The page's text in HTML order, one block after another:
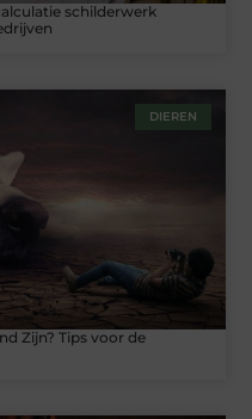
schilderwerk
DIEREN
Zijn? Tips voor de